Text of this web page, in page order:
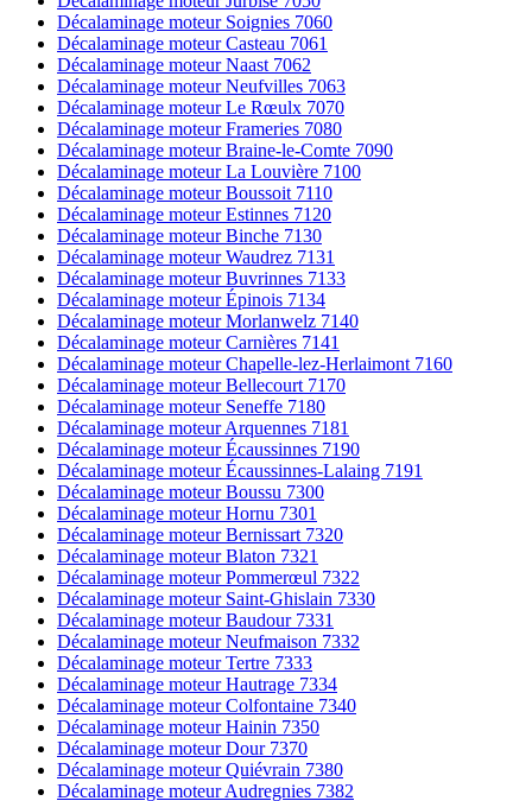
Décalaminage moteur Soignies 7060
Décalaminage moteur Casteau 7061
Décalaminage moteur Naast 7062
Décalaminage moteur Neufvilles 7063
Décalaminage moteur Le Rœulx 7070
Décalaminage moteur Frameries 7080
Décalaminage moteur Braine-le-Comte 7090
Décalaminage moteur La Louvière 7100
Décalaminage moteur Boussoit 7110
Décalaminage moteur Estinnes 7120
Décalaminage moteur Binche 7130
Décalaminage moteur Waudrez 7131
Décalaminage moteur Buvrinnes 7133
Décalaminage moteur Épinois 7134
Décalaminage moteur Morlanwelz 7140
Décalaminage moteur Carnières 7141
Décalaminage moteur Chapelle-lez-Herlaimont 7160
Décalaminage moteur Bellecourt 7170
Décalaminage moteur Seneffe 7180
Décalaminage moteur Arquennes 7181
Décalaminage moteur Écaussinnes 7190
Décalaminage moteur Écaussinnes-Lalaing 7191
Décalaminage moteur Boussu 7300
Décalaminage moteur Hornu 7301
Décalaminage moteur Bernissart 7320
Décalaminage moteur Blaton 7321
Décalaminage moteur Pommerœul 7322
Décalaminage moteur Saint-Ghislain 7330
Décalaminage moteur Baudour 7331
Décalaminage moteur Neufmaison 7332
Décalaminage moteur Tertre 7333
Décalaminage moteur Hautrage 7334
Décalaminage moteur Colfontaine 7340
Décalaminage moteur Hainin 7350
Décalaminage moteur Dour 7370
Décalaminage moteur Quiévrain 7380
Décalaminage moteur Audregnies 7382